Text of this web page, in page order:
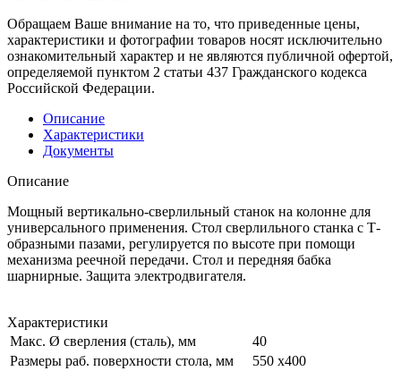
Обращаем Ваше внимание на то, что приведенные цены,
характеристики и фотографии товаров носят исключительно
ознакомительный характер и не являются публичной офертой,
определяемой пунктом 2 статьи 437 Гражданского кодекса
Российской Федерации.
Описание
Характеристики
Документы
Описание
Мощный вертикально-сверлильный станок на колонне для
универсального применения. Стол сверлильного станка с Т-
образными пазами, регулируется по высоте при помощи
механизма реечной передачи. Стол и передняя бабка
шарнирные. Защита электродвигателя.
Характеристики
Макс. Ø сверления (сталь), мм
40
Размеры раб. поверхности стола, мм
550 x400